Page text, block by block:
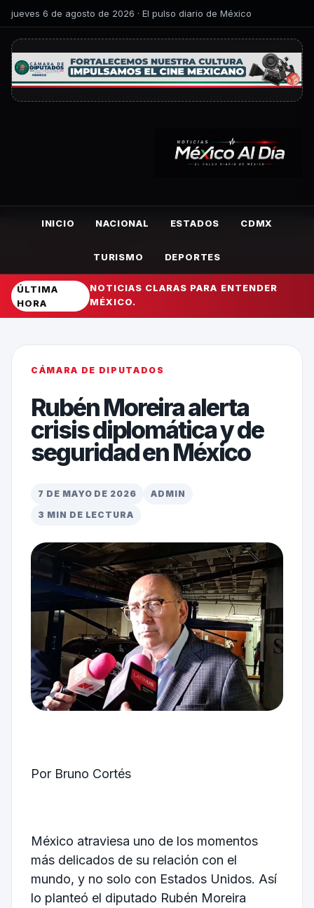
jueves 6 de agosto de 2026 · El pulso diario de México
INICIO NACIONAL ESTADOS CDMX
TURISMO DEPORTES
ÚLTIMA
HORA
NOTICIAS CLARAS PARA ENTENDER
MÉXICO.
CÁMARA DE DIPUTADOS
Rubén Moreira alerta
crisis diplomática y de
seguridad en México
7 DE MAYO DE 2026
ADMIN
3 MIN DE LECTURA
Por Bruno Cortés
México atraviesa uno de los momentos
más delicados de su relación con el
mundo, y no solo con Estados Unidos. Así
lo planteó el diputado Rubén Moreira